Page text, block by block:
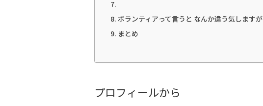
ボランティアって言うと なんか違う気しますが
まとめ
プロフィールから